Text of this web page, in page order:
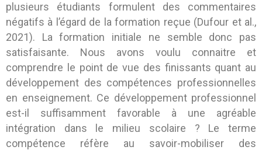
plusieurs étudiants formulent des commentaires
négatifs à l’égard de la formation reçue (Dufour et al.,
2021). La formation initiale ne semble donc pas
satisfaisante. Nous avons voulu connaitre et
comprendre le point de vue des finissants quant au
développement des compétences professionnelles
en enseignement. Ce développement professionnel
est-il suffisamment favorable à une agréable
intégration dans le milieu scolaire ? Le terme
compétence réfère au savoir-mobiliser des